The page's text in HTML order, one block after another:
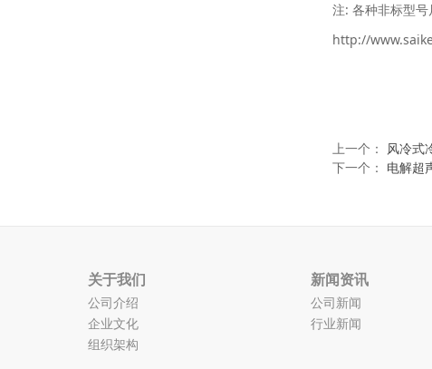
注: 各种非标型号
http://
上一个： 风冷式
下一个： 电解超
关于我们
公司介绍
企业文化
组织架构
新闻资讯
公司新闻
行业新闻